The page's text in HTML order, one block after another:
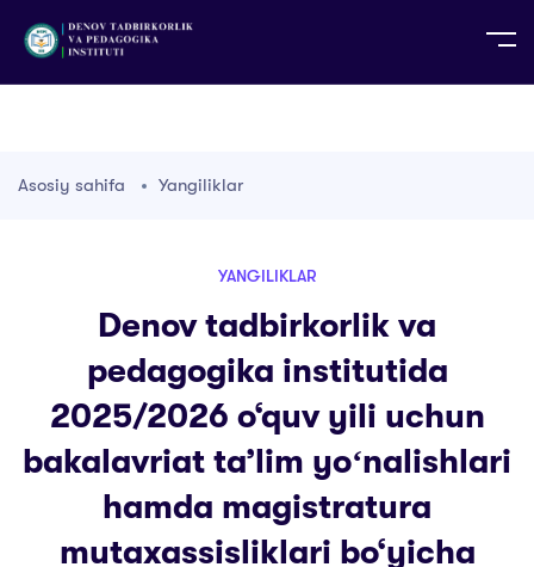
TG TR
Asosiy sahifa Yangiliklar
YANGILIKLAR
Denov tadbirkorlik va
pedagogika institutida
2025/2026 o‘quv yili uchun
bakalavriat taʼlim yoʻnalishlari
hamda magistratura
mutaxassisliklari bo‘yicha